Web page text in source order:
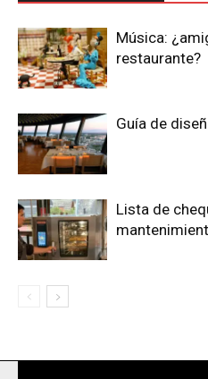
Música:
restaurante?
Guía de
Lista de